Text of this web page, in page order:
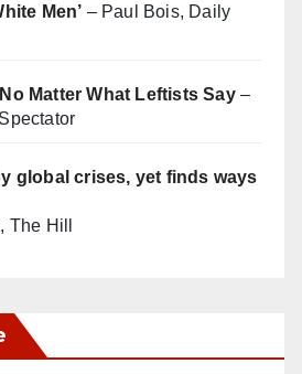
Men’ – Paul Bois, Daily
Matter What Leftists Say–
global crises, yet finds ways
The Hill